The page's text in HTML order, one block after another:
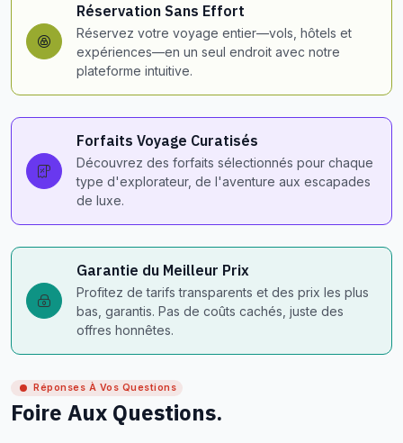
Réservation Sans Effort
Réservez votre voyage entier—vols, hôtels et
expériences—en un seul endroit avec notre
plateforme intuitive.
Forfaits Voyage Curatisés
Découvrez des forfaits sélectionnés pour chaque
type d'explorateur, de l'aventure aux escapades
de luxe.
Garantie du Meilleur Prix
Profitez de tarifs transparents et des prix les plus
bas, garantis. Pas de coûts cachés, juste des
offres honnêtes.
Réponses À Vos Questions
Foire Aux Questions.